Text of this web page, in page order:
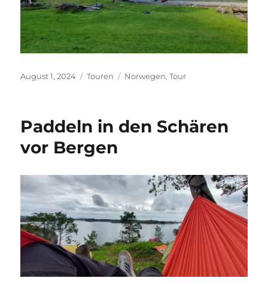
Veröffentlicht
August 1, 2024 Kategorien
Touren Schlagwörter
Norwegen,Tour
Paddeln in den Schären
vor Bergen